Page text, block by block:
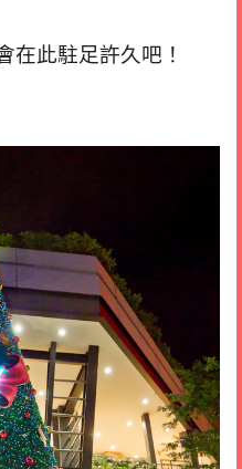
在此駐足許久吧！